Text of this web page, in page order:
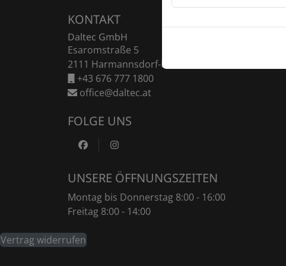
KONTAKT
Daltec GmbH
Esaromstraße 5
2111 Harmannsdorf-Rückersdorf
+43 676 777 1800
office@daltec.at
FOLGE UNS
https://www.facebook.com/DaltecAustria
UNSERE ÖFFNUNGSZEITEN
Montag bis Donnerstag 8:00 - 16:00
Freitag 8:00 - 14:00
Vertrag widerrufen